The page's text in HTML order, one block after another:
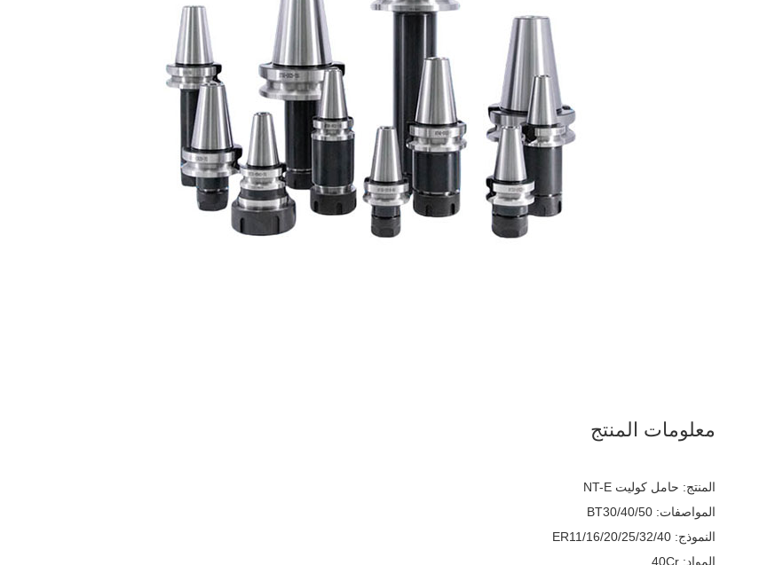
معلومات المنتج
المنتج: حامل كوليت NT-E
المواصفات: BT30/40/50
النموذج: ER11/16/20/25/32/40
المواد: 40Cr